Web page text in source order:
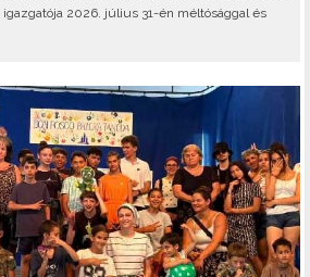
2026. július 31-én méltósággal és